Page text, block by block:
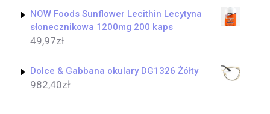
NOW Foods Sunflower Lecithin Lecytyna
słonecznikowa 1200mg 200 kaps
49,97zł
Dolce & Gabbana okulary DG1326 Żółty
982,40zł